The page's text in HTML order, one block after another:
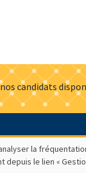
candidats
d'emploi
la
le lien «